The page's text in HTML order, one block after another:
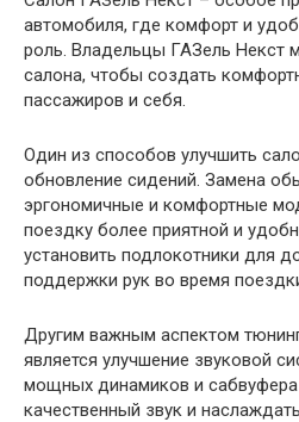
автомобиля, где комфорт и
роль. Владельцы ГАЗель Некст
салона, чтобы создать
пассажиров и себя.
Один из способов улучшить
обновление сидений. Замена
эргономичные и комфортные
поездку более приятной и
установить подлокотники для
поддержки рук во время
Другим важным аспектом
является улучшение звуковой
мощных динамиков и
качественный звук и